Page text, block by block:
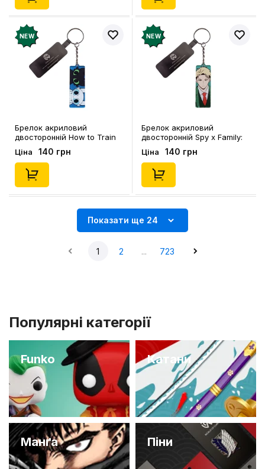
NEW
Брелок акриловий
двосторонній How to Train
Your Dragon: Toothless and
Light Fury, (9053)
Ціна 140 грн
NEW
Брелок акриловий
двосторонній Spy x Family:
Loid Forger, (9061)
Ціна 140 грн
Показати ще 24
1 2 ... 723
Популярні категорії
Funko Катани
Манґа Піни